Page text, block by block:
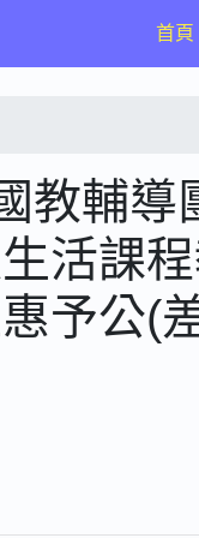
首頁
教輔導
活課程
予公(